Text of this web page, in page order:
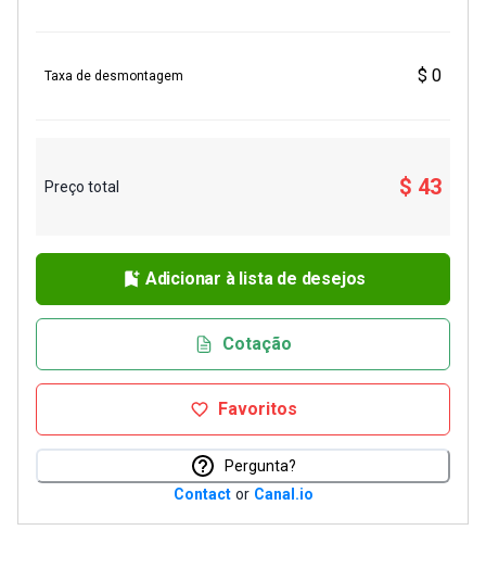
Taxa de desmontagem $ 0
Preço total $ 43
Adicionar à lista de desejos
Cotação
Favoritos
Pergunta?
Contact or Canal.io